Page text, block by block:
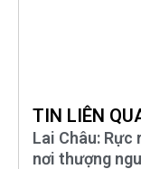
TIN LIÊN
Lai Châu: Rực
nơi thượng